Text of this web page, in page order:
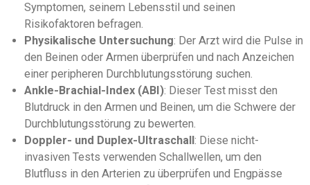
Symptomen, seinem Lebensstil und seinen
Risikofaktoren befragen.
Physikalische Untersuchung: Der Arzt wird die Pulse in
den Beinen oder Armen überprüfen und nach Anzeichen
einer peripheren Durchblutungsstörung suchen.
Ankle-Brachial-Index (ABI): Dieser Test misst den
Blutdruck in den Armen und Beinen, um die Schwere der
Durchblutungsstörung zu bewerten.
Doppler- und Duplex-Ultraschall : Diese nicht-
invasiven Tests verwenden Schallwellen, um den
Blutfluss in den Arterien zu überprüfen und Engpässe